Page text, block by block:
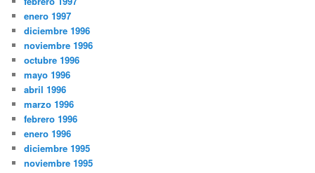
enero 1997
diciembre 1996
noviembre 1996
octubre 1996
mayo 1996
abril 1996
marzo 1996
febrero 1996
enero 1996
diciembre 1995
noviembre 1995